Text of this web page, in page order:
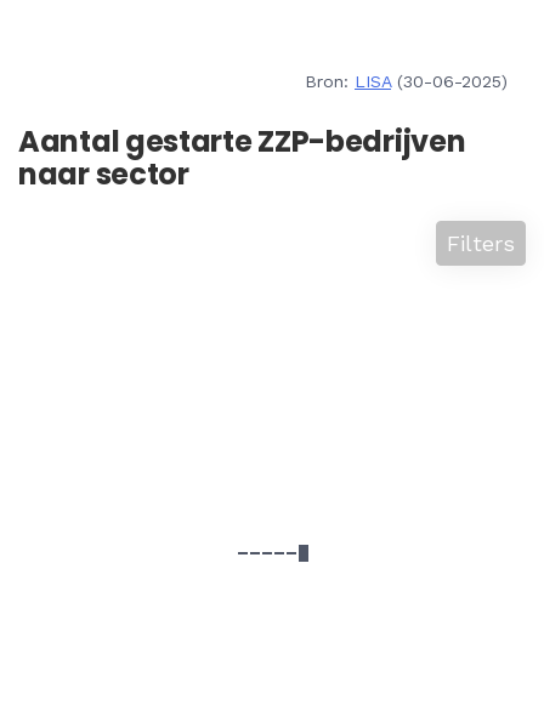
Bron: LISA(30-06-2025)
Aantal gestarte ZZP-bedrijven
naar sector
Filters